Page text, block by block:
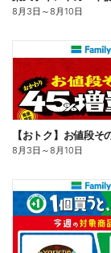
8月3日 ～8月10日
8月3日 ～8月10日